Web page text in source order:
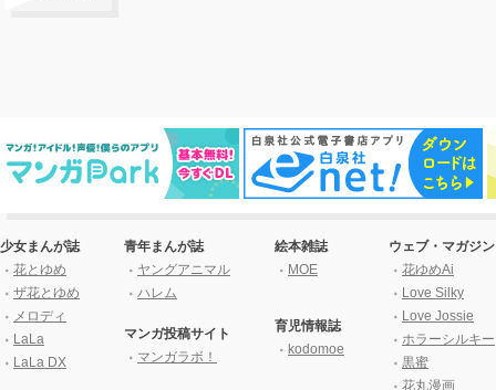
少女まんが誌
花とゆめ
ザ花とゆめ
メロディ
LaLa
LaLa DX
青年まんが誌
ヤングアニマル
ハレム
マンガ投稿サイト
マンガラボ！
絵本雑誌
MOE
育児情報誌
kodomoe
ウェブ・マガジン
花ゆめAi
Love Silky
Love Jossie
ホラーシルキー
黒蜜
花丸漫画